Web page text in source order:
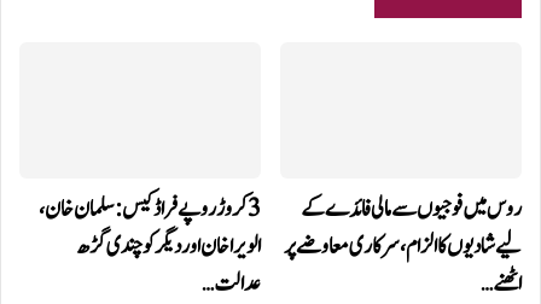
روس میں فوجیوں سے مالی فائدے کے
لیے شادیوں کا الزام، سرکاری معاوضے پر
اٹھنے…
3 کروڑ روپے فراڈ کیس: سلمان خان،
الویرا خان اور دیگر کو چندی گڑھ
عدالت…